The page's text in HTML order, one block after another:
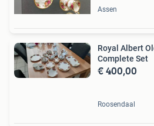
Assen
Royal Albert
Complete Set
€ 400,00
Roosendaal